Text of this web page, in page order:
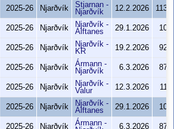
2025-26 Njarðvík
Stjarnan -
Njarðvík
12.2.2026
113-
2025-26 Njarðvík
Njarðvík -
Álftanes
29.1.2026
2025-26 Njarðvík
Njarðvík -
KR
19.2.2026 92-
2025-26 Njarðvík
Ármann -
Njarðvík
6.3.2026 87-
2025-26 Njarðvík
Njarðvík -
Valur
12.3.2026
2025-26 Njarðvík
Njarðvík -
Álftanes
29.1.2026
2025-26 Njarðvík
Ármann -
6.3.2026 87-